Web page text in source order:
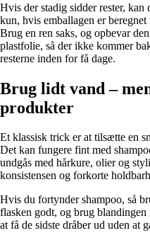
Hvis der stadig sidder rester,
kun, hvis emballagen er
Brug en ren saks, og opbevar
plastfolie, så der ikke kommer
resterne inden for få dage.
Brug lidt vand –
produkter
Et klassisk trick er at tilsætte en
Det kan fungere fint med
undgås med hårkure, olier og
konsistensen og forkorte
Hvis du fortynder shampoo, så
flasken godt, og brug blandingen
at få de sidste dråber ud uden at